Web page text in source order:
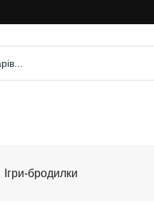
Ігри-бродилки